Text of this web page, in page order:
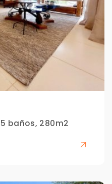
baños, 280m2